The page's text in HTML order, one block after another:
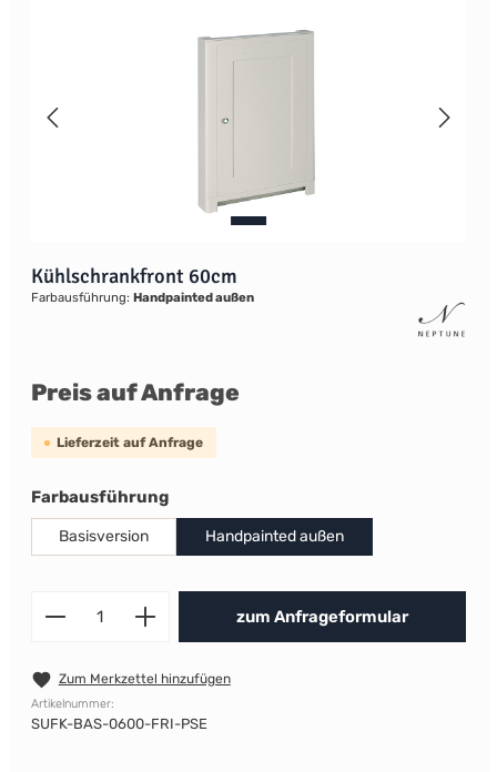
Kühlschrankfront 60cm
Farbausführung: Handpainted außen
Preis auf Anfrage
Lieferzeit auf Anfrage
Farbausführungauswählen
Basisversion Handpainted außen
Produkt Anzahl: Gib den
zum Anfrageformular
Zum Merkzettel hinzufügen
Artikelnummer:
SUFK-BAS-0600-FRI-PSE